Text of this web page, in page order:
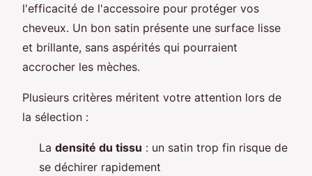
l'efficacité de l'accessoire pour protéger vos
cheveux. Un bon satin présente une surface lisse
et brillante, sans aspérités qui pourraient
accrocher les mèches.
Plusieurs critères méritent votre attention lors de
la sélection :
La densité du tissu : un satin trop fin risque de
se déchirer rapidement